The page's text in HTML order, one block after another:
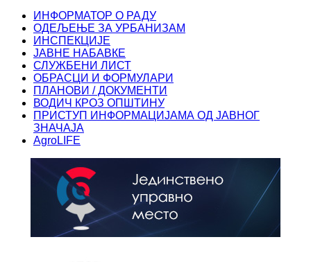
ИНФОРМАТОР О РАДУ
ОДЕЉЕЊЕ ЗА УРБАНИЗАМ
ИНСПЕКЦИЈЕ
ЈАВНЕ НАБАВКЕ
СЛУЖБЕНИ ЛИСТ
ОБРАСЦИ И ФОРМУЛАРИ
ПЛАНОВИ / ДОКУМЕНТИ
ВОДИЧ КРОЗ ОПШТИНУ
ПРИСТУП ИНФОРМАЦИЈАМА ОД ЈАВНОГ
ЗНАЧАЈА
AgroLIFE